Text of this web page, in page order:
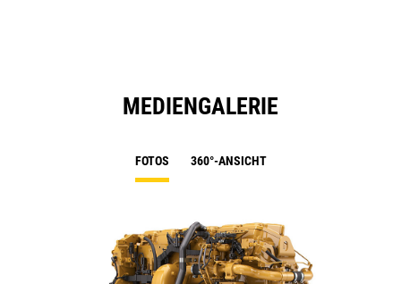
MEDIENGALERIE
FOTOS 360°-ANSICHT